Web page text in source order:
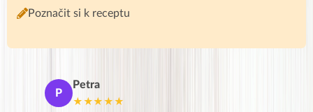
Poznačit si k receptu
P
Petra
★★★★★